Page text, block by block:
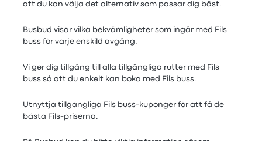
att du kan välja det alternativ som passar dig bäst.
Busbud visar vilka bekvämligheter som ingår med Fils
buss för varje enskild avgång.
Vi ger dig tillgång till alla tillgängliga rutter med Fils
buss så att du enkelt kan boka med Fils buss.
Utnyttja tillgängliga Fils buss-kuponger för att få de
bästa Fils-priserna.